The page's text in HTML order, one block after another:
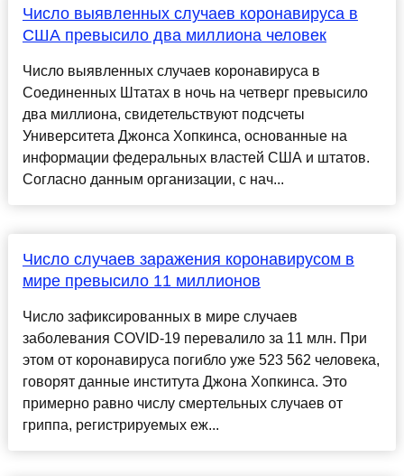
Число выявленных случаев коронавируса в
США превысило два миллиона человек
Число выявленных случаев коронавируса в
Соединенных Штатах в ночь на четверг превысило
два миллиона, свидетельствуют подсчеты
Университета Джонса Хопкинса, основанные на
информации федеральных властей США и штатов.
Согласно данным организации, с нач...
Число случаев заражения коронавирусом в
мире превысило 11 миллионов
Число зафиксированных в мире случаев
заболевания COVID-19 перевалило за 11 млн. При
этом от коронавируса погибло уже 523 562 человека,
говорят данные института Джона Хопкинса. Это
примерно равно числу смертельных случаев от
гриппа, регистрируемых еж...